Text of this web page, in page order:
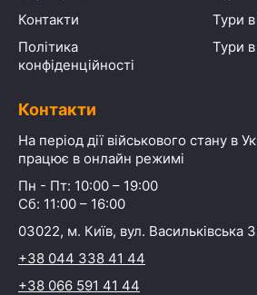
Контакти
Політика
конфіденційності
Тури
Тури
Контакти
На період дії військового стану в
працює в онлайн режимі
Пн - Пт: 10:00 – 19:00
Сб: 11:00 – 16:00
03022, м. Київ, вул. Васильківська
+38 044 338 41 44
+38 066 591 41 44